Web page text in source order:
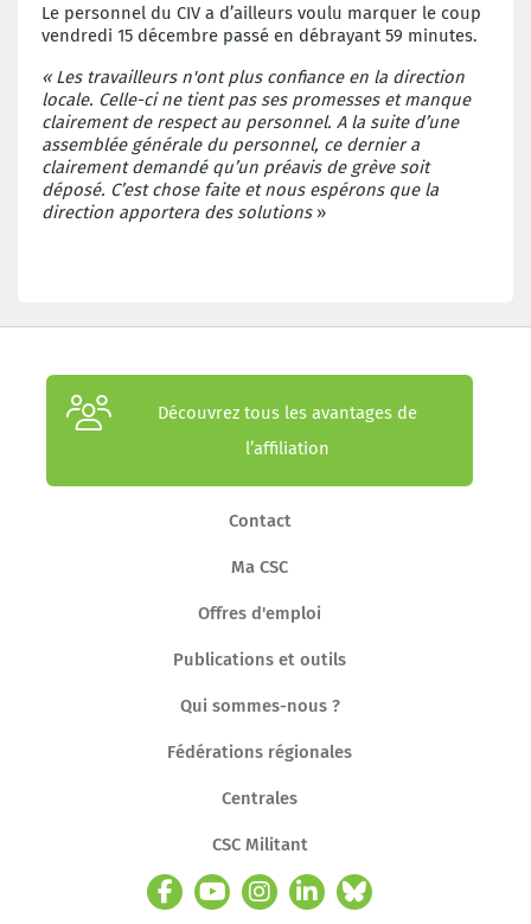
Le personnel du CIV a d’ailleurs voulu marquer le coup
vendredi 15 décembre passé en débrayant 59 minutes.
« Les travailleurs n'ont plus confiance en la direction
locale. Celle-ci ne tient pas ses promesses et manque
clairement de respect au personnel. A la suite d’une
assemblée générale du personnel, ce dernier a
clairement demandé qu’un préavis de grève soit
déposé. C’est chose faite et nous espérons que la
direction apportera des solutions »
Découvrez tous les avantages de
l’affiliation
Contact
Ma CSC
Offres d'emploi
Publications et outils
Qui sommes-nous ?
Fédérations régionales
Centrales
CSC Militant